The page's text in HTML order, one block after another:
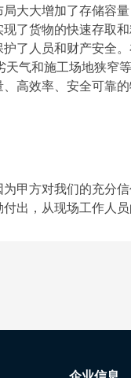
大大增加了存储容
了货物的快速存取
了人员和财产安全
气和施工场地狭窄
高效率、安全可靠
甲方对我们的充分
出，从现场工作人